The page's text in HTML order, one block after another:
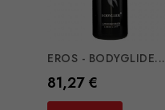
EROS - BODYGLIDE...
Preço
81,27 €